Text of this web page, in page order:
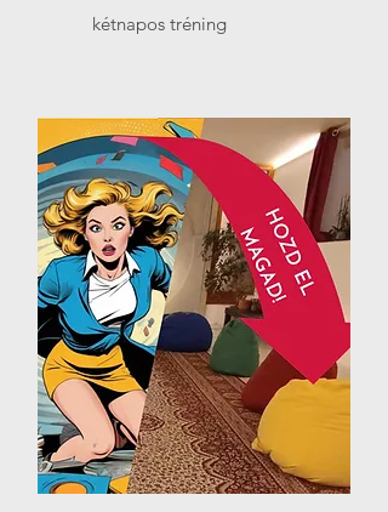
kétnapos tréning